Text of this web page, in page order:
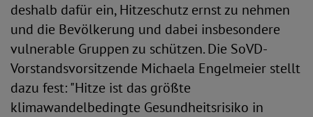
deshalb dafür ein, Hitzeschutz ernst zu nehmen
und die Bevölkerung und dabei insbesondere
vulnerable Gruppen zu schützen. Die SoVD-
Vorstandsvorsitzende Michaela Engelmeier stellt
dazu fest: "Hitze ist das größte
klimawandelbedingte Gesundheitsrisiko in